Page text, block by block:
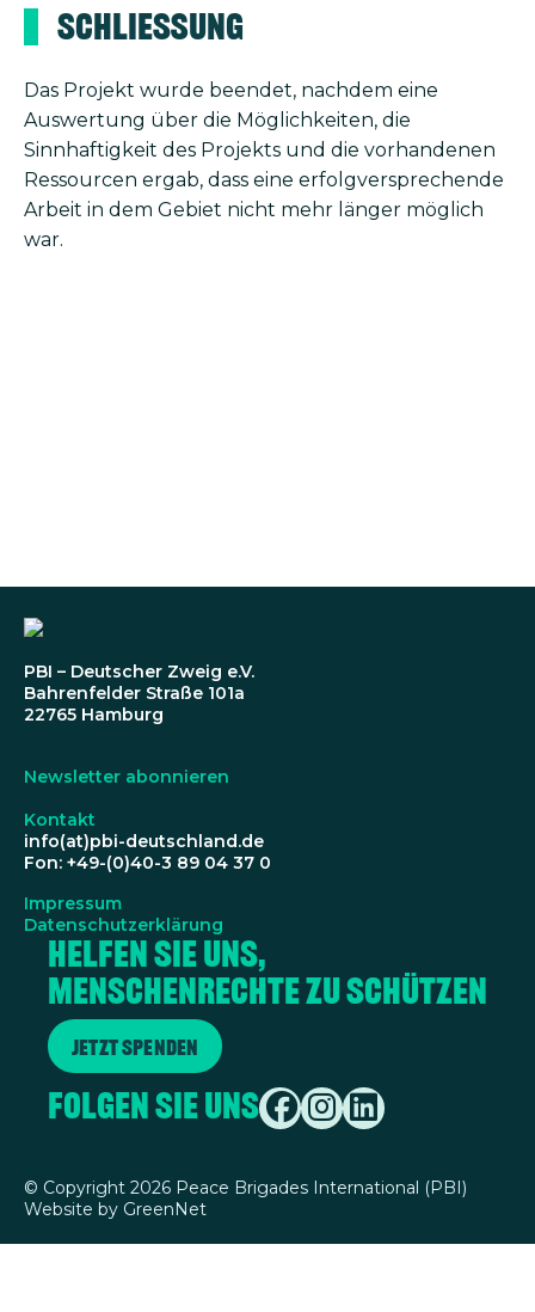
Schließung
Das Projekt wurde beendet, nachdem eine
Auswertung über die Möglichkeiten, die
Sinnhaftigkeit des Projekts und die vorhandenen
Ressourcen ergab, dass eine erfolgversprechende
Arbeit in dem Gebiet nicht mehr länger möglich
war.
PBI – Deutscher Zweig e.V.
Bahrenfelder Straße 101a
22765 Hamburg
Newsletter abonnieren
Kontakt
info(at)pbi-deutschland.de
Fon: +49-(0)40-3 89 04 37 0
Impressum
Datenschutzerklärung
Helfen Sie uns,
Menschenrechte zu schützen
Jetzt spenden
Folgen Sie uns
© Copyright 2026 Peace Brigades International (PBI)
Website by GreenNet